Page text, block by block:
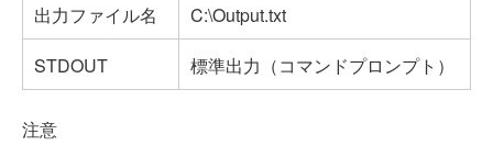
出力ファイル名
C:\Output.txt
STDOUT
標準出力（コマンドプロンプト）
注意